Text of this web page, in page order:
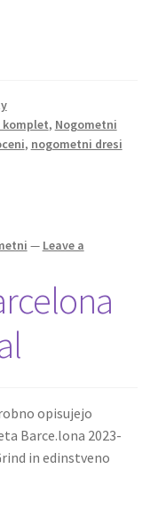
komplet, Nogometni
, nogometni dresi
— Leave a
opisujejo
Barce.lona 2023-
in edinstveno